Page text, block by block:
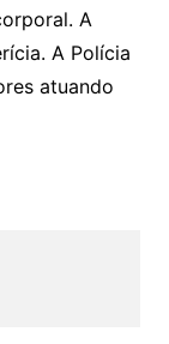
A
A Polícia
atuando